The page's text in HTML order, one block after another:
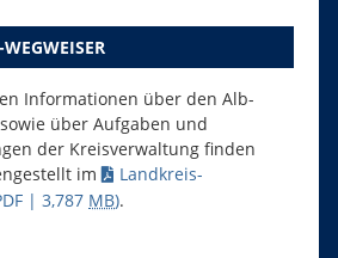
Informationen über den Alb-
über Aufgaben und
der Kreisverwaltung finden
im
Landkreis-
| 3,787 MB).